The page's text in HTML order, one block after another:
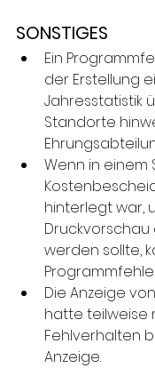
SONSTIGES
Ein
der Erstellung
Jahresstatistik
Standorte
Wenn in einem
hinterlegt war,
werden sollte,
Die Anzeige
hatte teilweise
Fehlverhalten
Anzeige.